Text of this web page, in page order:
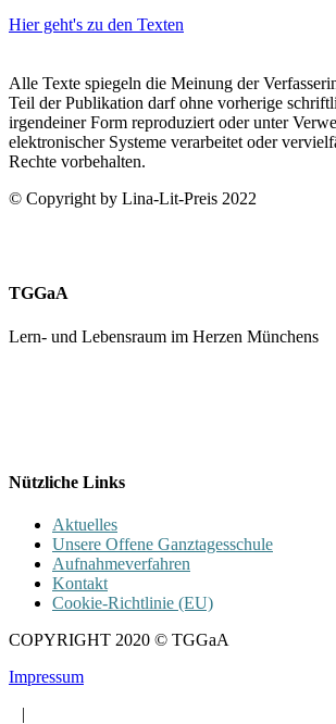
Hier geht's zu den Texten
Alle Texte spiegeln die Meinung der
Teil der Publikation darf ohne vorherige
irgendeiner Form reproduziert oder unter
elektronischer Systeme verarbeitet oder
Rechte vorbehalten.
© Copyright by Lina-Lit-Preis 2022
TGGaA
Lern- und Lebensraum im Herzen Münchens
Nützliche Links
Aktuelles
Unsere Offene Ganztagesschule
Aufnahmeverfahren
Kontakt
Cookie-Richtlinie (EU)
COPYRIGHT 2020 © TGGaA
Impressum
|